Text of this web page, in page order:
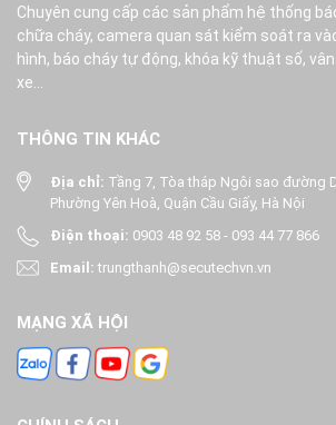
Chuyên cung cấp các sản phẩm hệ thống
chữa cháy, camera quan sát kiểm soát ra
hình, báo cháy tự động, khóa kỹ thuật số,
xe...
THÔNG TIN KHÁC
Địa chỉ: Tầng 7, Tòa tháp Ngôi sao đường
Phường Yên Hoà, Quận Cầu Giấy, Hà Nội
Điện thoại: 0903 48 92 58 - 093 44 77 866
Email:trungthanh@secutechvn.vn
MẠNG XÃ HỘI